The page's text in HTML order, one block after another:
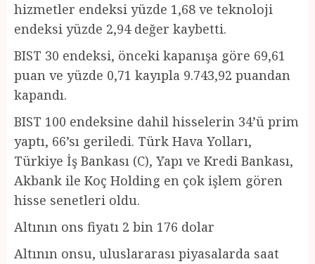
hizmetler endeksi yüzde 1,68 ve teknoloji
endeksi yüzde 2,94 değer kaybetti.
BIST 30 endeksi, önceki kapanışa göre 69,61
puan ve yüzde 0,71 kayıpla 9.743,92 puandan
kapandı.
BIST 100 endeksine dahil hisselerin 34’ü prim
yaptı, 66’sı geriledi. Türk Hava Yolları,
Türkiye İş Bankası (C), Yapı ve Kredi Bankası,
Akbank ile Koç Holding en çok işlem gören
hisse senetleri oldu.
Altının ons fiyatı 2 bin 176 dolar
Altının onsu, uluslararası piyasalarda saat